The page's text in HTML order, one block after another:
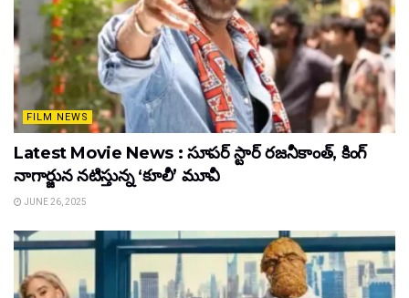
FILM NEWS
Latest Movie News : సూపర్ స్టార్ రజనీకాంత్, కింగ్
నాగార్జున నటిస్తున్న ‘కూలీ’ మూవీ
JUNE 26, 2025